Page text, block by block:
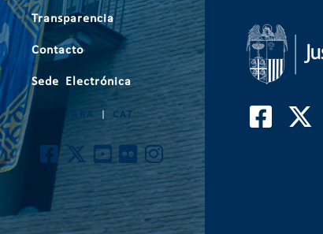
Transparencia
Contacto
Sede Electrónica
CAT